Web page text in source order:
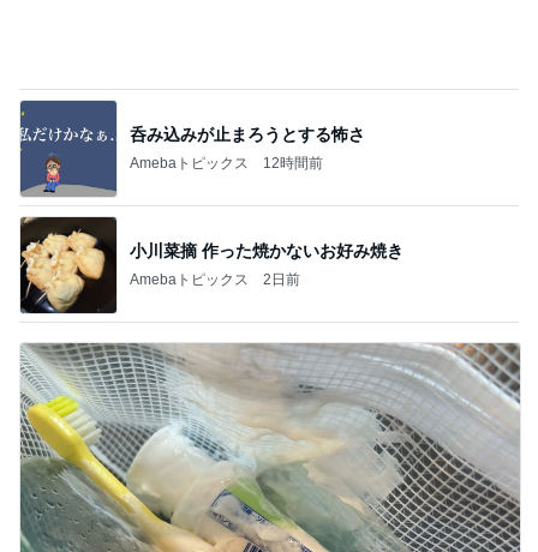
呑み込みが止まろうとする怖さ
Amebaトピックス 12時間前
小川菜摘 作った焼かないお好み焼き
Amebaトピックス 2日前